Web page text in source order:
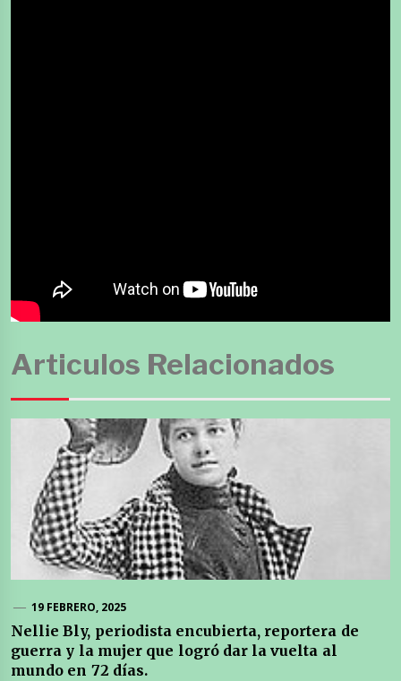
Articulos Relacionados
19 FEBRERO, 2025
Nellie Bly, periodista encubierta, reportera de
guerra y la mujer que logró dar la vuelta al
mundo en 72 días.